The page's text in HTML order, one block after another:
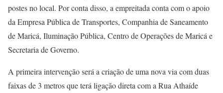
postes no local. Por conta disso, a empreitada conta com o apoio
da Empresa Pública de Transportes, Companhia de Saneamento
de Maricá, Iluminação Pública, Centro de Operações de Maricá e
Secretaria de Governo.
A primeira intervenção será a criação de uma nova via com duas
faixas de 3 metros que terá ligação direta com a Rua Athaíde